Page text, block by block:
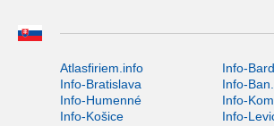
Atlasfiriem.info
Info-
Info-Bratislava
Info-
Info-Humenné
Info-
Info-Košice
Info-